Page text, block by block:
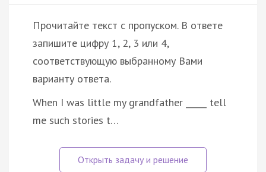
Прочитайте текст с пропуском. В ответе
запишите цифру 1, 2, 3 или 4,
соответствующую выбранному Вами
варианту ответа.
When I was little my grandfather _____ tell
me such stories t…